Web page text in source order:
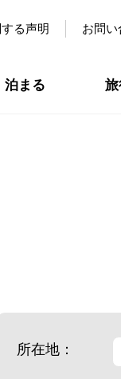
る声明 お問
泊まる
所在地：